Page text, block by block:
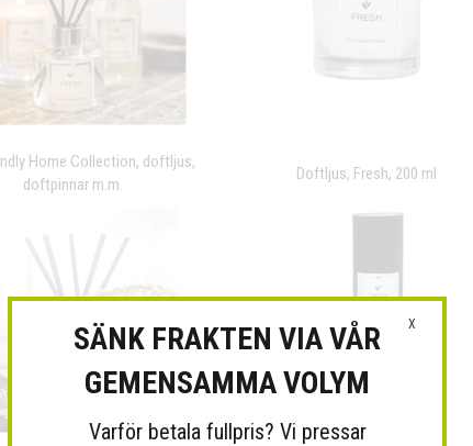
Home Collection, doftljus,
doftpinnar m.m.
Doftljus, Fresh, 200 ml
X
SÄNK FRAKTEN VIA VÅR
GEMENSAMMA VOLYM
Varför betala fullpris? Vi pressar